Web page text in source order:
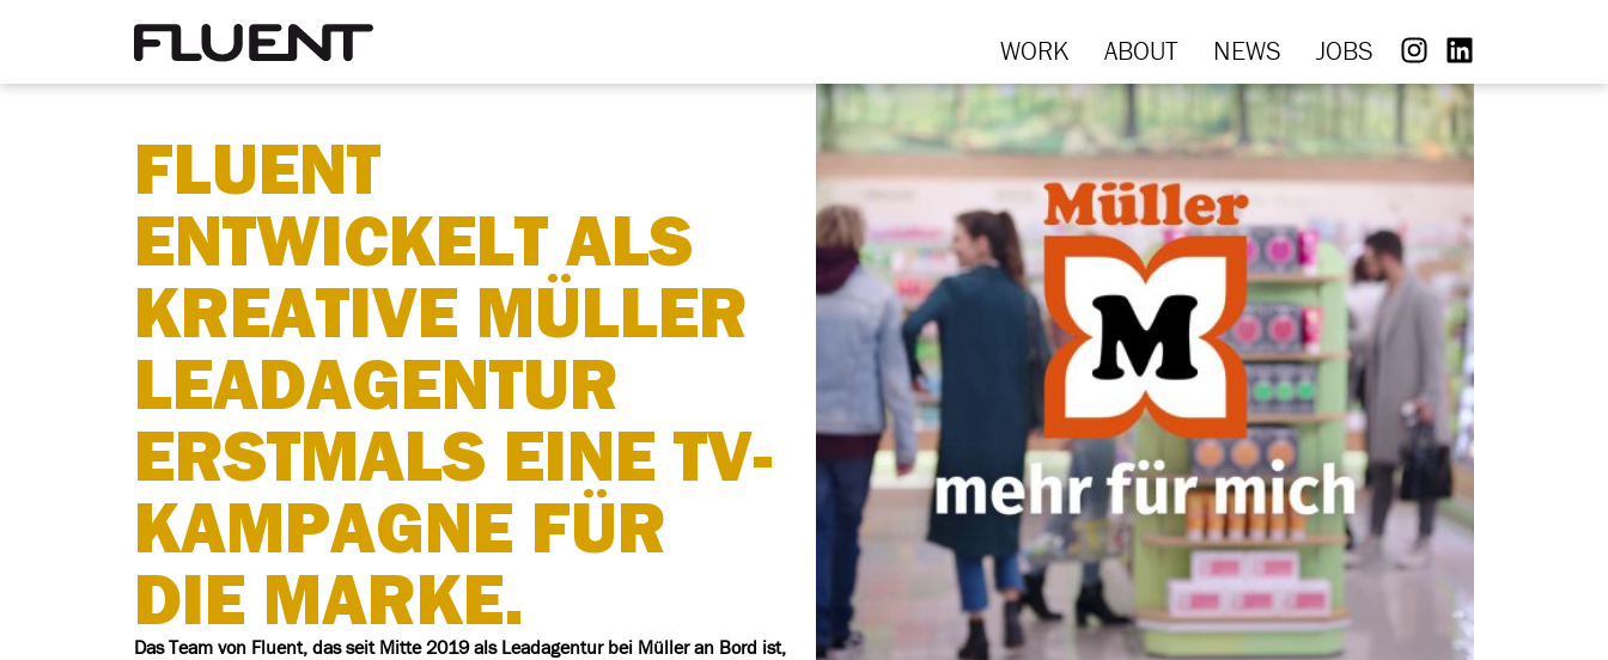
WORK ABOUT NEWS JOBS
FLUENT
ENTWICKELT ALS
KREATIVE MÜLLER
LEADAGENTUR
ERSTMALS EINE TV-
KAMPAGNE FÜR
DIE MARKE.
Das Team von Fluent, das seit Mitte 2019 als Leadagentur bei Müller an Bord ist,